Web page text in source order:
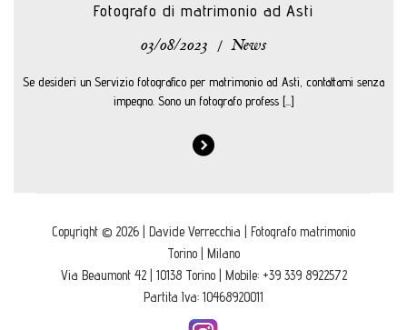
Fotografo di matrimonio ad Asti
03/08/2023 / News
Se desideri un Servizio fotografico per matrimonio ad Asti, contattami senza
impegno. Sono un fotografo profess [...]
Copyright © 2026 | Davide Verrecchia | Fotografo matrimonio
Torino | Milano
Via Beaumont 42 | 10138 Torino | Mobile: +39 339 8922572
Partita Iva: 10468920011